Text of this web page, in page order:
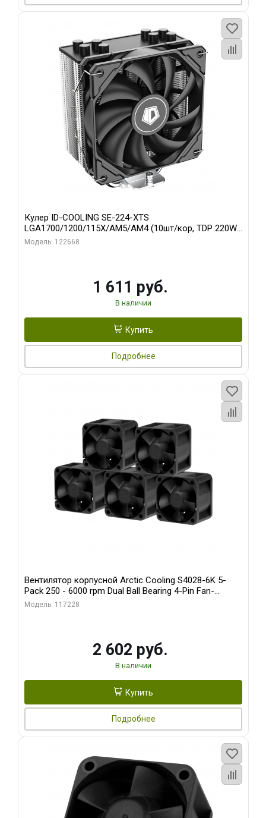
Кулер ID-COOLING SE-224-XTS
LGA1700/1200/115X/AM5/AM4 (10шт/кор, TDP 220W,
PWM, 4 тепл.трубки прямого контакта, FAN 120mm)
Модель: 122668
1 611 руб.
В наличии
Купить
Подробнее
Вентилятор корпусной Arctic Cooling S4028-6K 5-
Pack 250 - 6000 rpm Dual Ball Bearing 4-Pin Fan-
Connector (ACFAN00273A)
Модель: 117228
2 602 руб.
В наличии
Купить
Подробнее